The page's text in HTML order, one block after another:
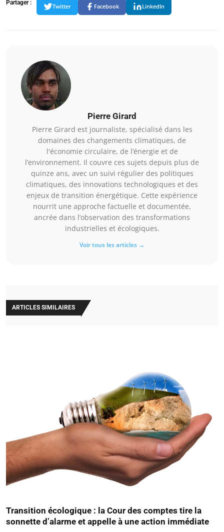
Partager :
Twitter Facebook LinkedIn
Pierre Girard
Pierre Girard est journaliste, spécialisé dans les
domaines des changements climatiques, de
l'économie circulaire, de l’énergie et de
l’environnement. Il couvre ces sujets depuis plus de
quinze ans, avec un suivi régulier des politiques
climatiques, des innovations technologiques et des
enjeux de transition énergétique. Cette expérience
nourrit une approche factuelle et documentée,
ancrée dans l’observation des transformations
industrielles et écologiques.
Voir tous les articles →
ARTICLES SIMILAIRES
Transition écologique : la Cour des comptes tire la
sonnette d’alarme et appelle à une action immédiate